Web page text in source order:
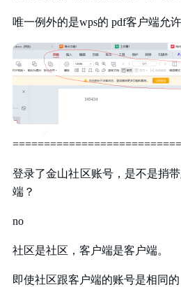
唯一例外的是wps的 pdf客户端允
登录了金山社区账号，是不是捎
端？
no
社区是社区，客户端是客户端。
即使社区跟客户端的账号是相同的